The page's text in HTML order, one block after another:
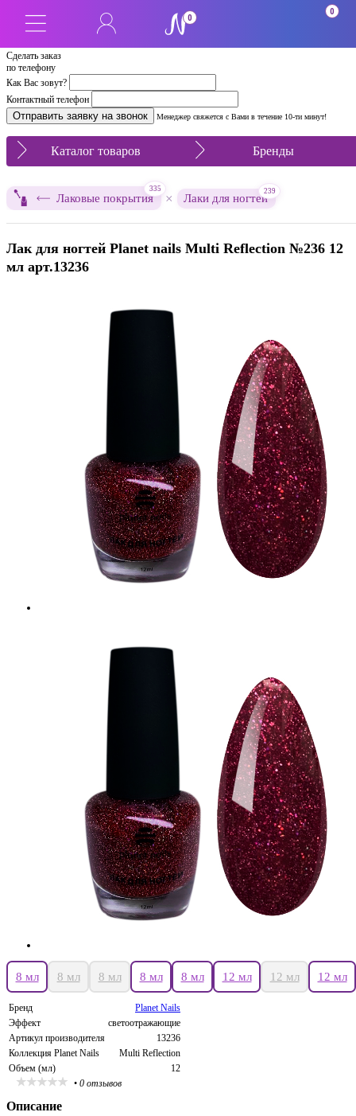
Сделать заказ
по телефону
Как Вас зовут?
Контактный телефон
Менеджер свяжется с Вами в течение 10-ти минут!
0
0
Каталог товаров Бренды
Лаковые покрытия
335
× Лаки для ногтей
239
Лак для ногтей Planet nails Multi Reflection №236 12
мл арт.13236
8 мл 8 мл 8 мл 8 мл 8 мл 12 мл 12 мл 12 мл
Бренд
Planet Nails
Эффект
светоотражающие
Артикул производителя
13236
Коллекция Planet Nails
Multi Reflection
Объем (мл)
12
• 0 отзывов
Описание